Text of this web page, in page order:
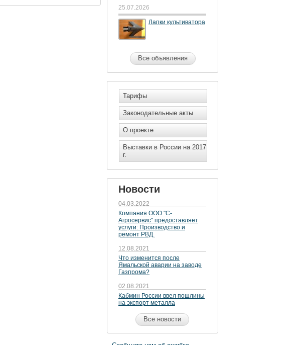
25.07.2026
Лапки культиватора
Все объявления
Тарифы
Законодательные акты
О проекте
Выставки в России на 2017
г.
Новости
04.03.2022
Компания ООО "С-
Агросервис" предоставляет
услуги: Производство и
ремонт РВД.
12.08.2021
Что изменится после
Ямальской аварии на заводе
Газпрома?
02.08.2021
Кабмин России ввел пошлины
на экспорт металла
Все новости